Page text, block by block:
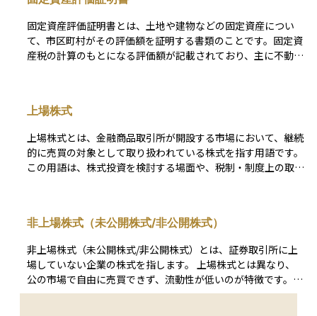
いて、権利関係が正確であるかどうかを確認するために提出が
求められることが一般的です。オンラインでの取得も可能で、
「全部事項証明書」と「現在事項証明書」の2種類があり、必
要に応じて使い分けます。不動産の安全な取引や登記手続を行
ううえで、信頼性の高い情報源として活用される非常に重要な
固定資産評価証明書とは、土地や建物などの固定資産につい
て、市区町村がその評価額を証明する書類のことです。固定資
産税の計算のもとになる評価額が記載されており、主に不動産
の価格の目安として金融機関に提出したり、登記の手続きの際
にも利用されることがあります。各市区町村の役所や窓口で取
得することができます。
上場株式
上場株式とは、金融商品取引所が開設する市場において、継続
的に売買の対象として取り扱われている株式を指す用語です。
この用語は、株式投資を検討する場面や、税制・制度上の取り
されます。特に「市場で自由に取引できる株式かどうか」を区
別する際の基準として、この言葉が用いられます。 誤解され
やすい点として、上場株式であれば「安全性が高い」「企業の
信用力が保証されている」といった印象を持たれることがあり
ます。しかし、上場はあくまで取引所の定める基準を満たして
非上場株式（未公開株式/非公開株式）
非上場株式（未公開株式/非公開株式）とは、証券取引所に上
場していない企業の株式を指します。 上場株式とは異なり、
公の市場で自由に売買できず、流動性が低いのが特徴です。特
に買い手を見つけるのが難しく、売却までに時間を要すること